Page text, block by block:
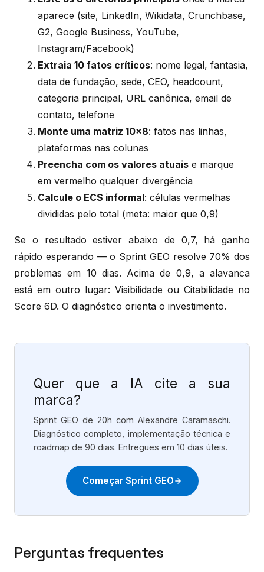
aparece (site, LinkedIn, Wikidata, Crunchbase,
G2, Google Business, YouTube,
Instagram/Facebook)
Extraia 10 fatos críticos: nome legal, fantasia,
data de fundação, sede, CEO, headcount,
categoria principal, URL canônica, email de
contato, telefone
Monte uma matriz 10×8: fatos nas linhas,
plataformas nas colunas
Preencha com os valores atuais e marque
em vermelho qualquer divergência
Calcule o ECS informal: células vermelhas
divididas pelo total (meta: maior que 0,9)
Se o resultado estiver abaixo de 0,7, há ganho
rápido esperando — o Sprint GEO resolve 70% dos
problemas em 10 dias. Acima de 0,9, a alavanca
está em outro lugar: Visibilidade ou Citabilidade no
Score 6D. O diagnóstico orienta o investimento.
Quer que a IA cite a sua
marca?
Sprint GEO de 20h com Alexandre Caramaschi.
Diagnóstico completo, implementação técnica e
roadmap de 90 dias. Entregues em 10 dias úteis.
Começar Sprint GEO
Perguntas frequentes